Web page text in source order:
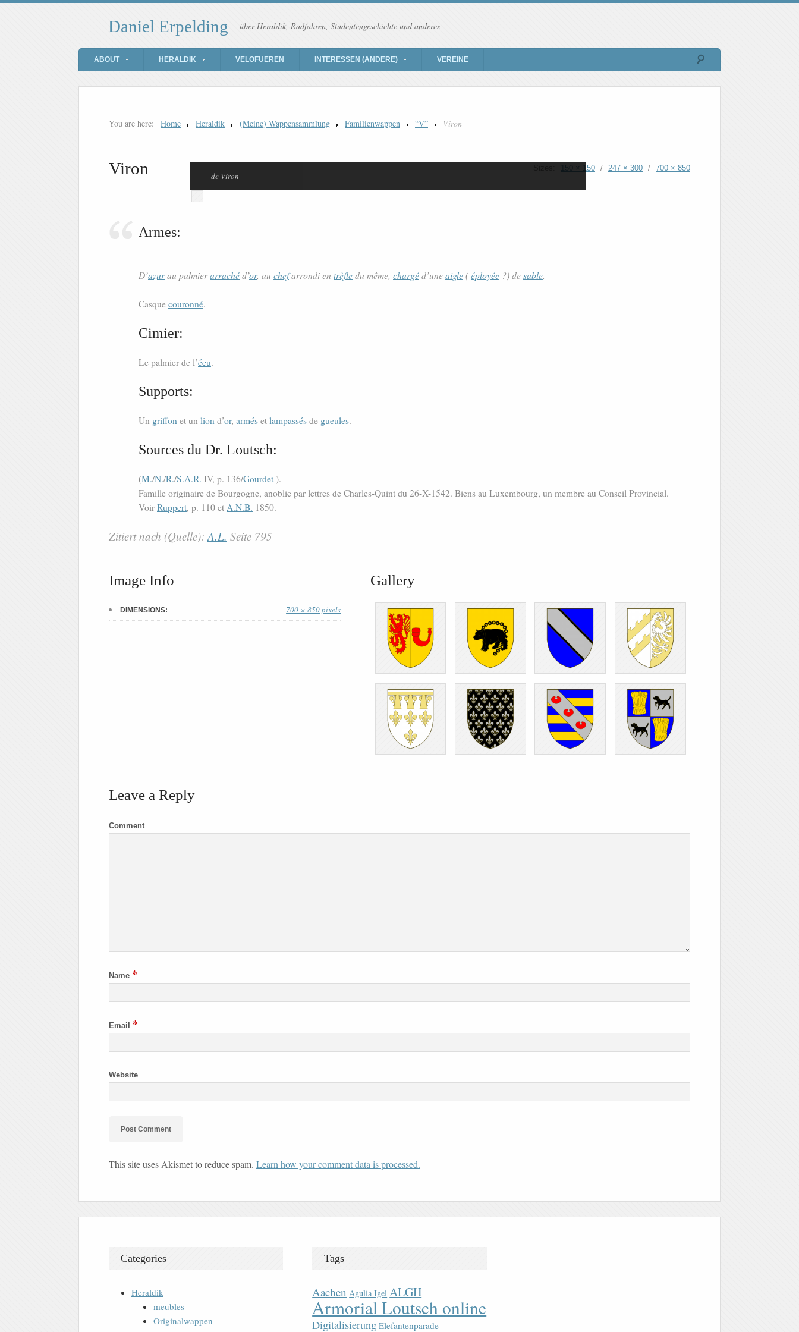
Daniel Erpelding über Heraldik, Radfahren, Studentengeschichte und anderes
ABOUT HERALDIK VELOFUEREN INTERESSEN (ANDERE) VEREINE
You are here: Home Heraldik (Meine) Wappensammlung Familienwappen “V” Viron
Viron 150 × 150 / 247 × 300 / 700 × 850
de Viron
Armes:
D’azurau palmierarrachéd’or, au chefarrondi en trèfledu même, chargéd’uneaigle(éployée ?) desable.
Casque couronné.
Cimier:
Le palmier de l’écu.
Supports:
Un griffon et un lion d’or, armés et lampassés de gueules.
Sources du Dr. Loutsch:
(M./N./R./S.A.R. IV, p. 136/Gourdet ).
Famille originaire de Bourgogne, anoblie par lettres de Charles-Quint du 26-X-1542. Biens au Luxembourg, un membre au Conseil Provincial.
Voir Ruppert, p. 110 et A.N.B. 1850.
Zitiert nach (Quelle):A.L. Seite 795
Image Info
DIMENSIONS: 700 × 850 pixels
Gallery
Leave a Reply
Comment
Name *
Email *
Website
This site uses Akismet to reduce spam. Learn how your comment data is processed.
Categories
Heraldik
meubles
Originalwappen
Tags
Aachen Agulia Igel ALGH
Armorial Loutsch online
Digitalisierung Elefantenparade